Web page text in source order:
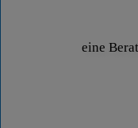
eine